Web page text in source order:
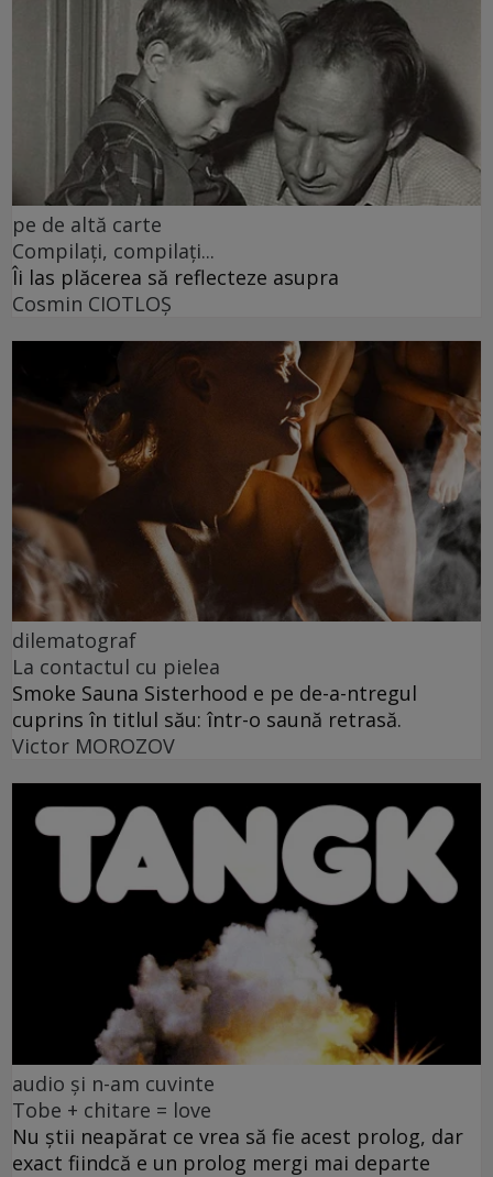
pe de altă carte
Compilați, compilați...
Îi las plăcerea să reflecteze asupra
Cosmin CIOTLOŞ
dilematograf
La contactul cu pielea
Smoke Sauna Sisterhood e pe de-a-ntregul
cuprins în titlul său: într-o saună retrasă.
Victor MOROZOV
audio și n-am cuvinte
Tobe + chitare = love
Nu știi neapărat ce vrea să fie acest prolog, dar
exact fiindcă e un prolog mergi mai departe